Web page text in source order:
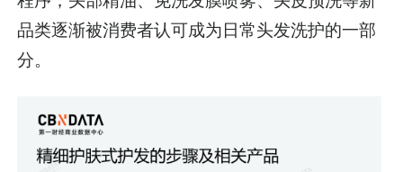
品类逐渐被消费者认可成为日常头发洗护的一部
分。